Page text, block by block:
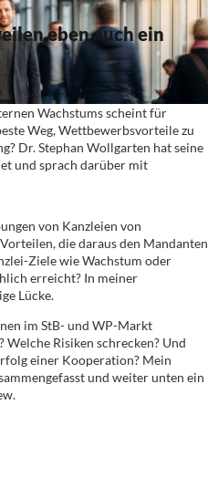
eben auch ein
Wachstums scheint für
Weg, Wettbewerbsvorteile zu
Dr. Stephan Wollgarten hat seine
und sprach darüber mit
von Kanzleien von
die daraus den Mandanten
Ziele wie Wachstum oder
erreicht? In meiner
Lücke.
im StB- und WP-Markt
Risiken schrecken? Und
einer Kooperation? Mein
und weiter unten ein